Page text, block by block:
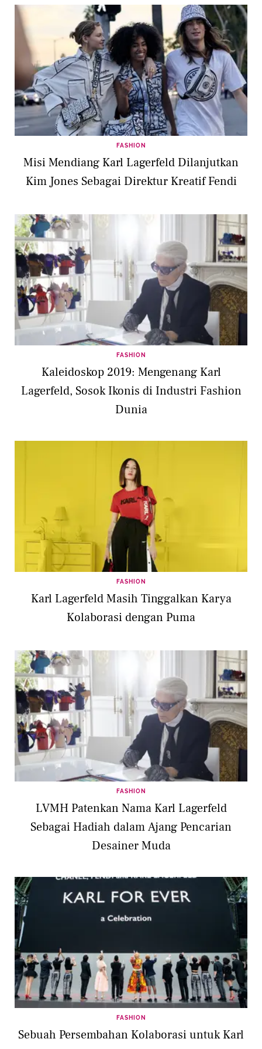
FASHION
Misi Mendiang Karl Lagerfeld Dilanjutkan
Kim Jones Sebagai Direktur Kreatif Fendi
FASHION
Kaleidoskop 2019: Mengenang Karl
Lagerfeld, Sosok Ikonis di Industri Fashion
Dunia
FASHION
Karl Lagerfeld Masih Tinggalkan Karya
Kolaborasi dengan Puma
FASHION
LVMH Patenkan Nama Karl Lagerfeld
Sebagai Hadiah dalam Ajang Pencarian
Desainer Muda
FASHION
Sebuah Persembahan Kolaborasi untuk Karl